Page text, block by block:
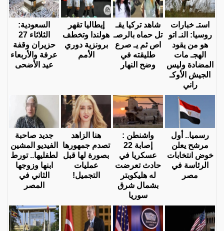
استـ خبارات
روسيا: النـ اتو
هو من يقود
الهجـ مات
المضادة وليس
الجيش الأوكـ
راني
شاهد تركيا يقـ
تل حماه بالرصـ
اص ثم يـ صرع
طليقته في
وضح النهار
إيطاليا تقهر
هولندا وتخطف
برونزية دوري
الأمم
السعودية:
الثلاثاء 27
حزيران وقفة
عرفة والأربعاء
عيد الأضحى
رسميا.. أول
مرشح يعلن
خوض انتخابات
الرئاسة في
مصر
واشنطن :
إصابة 22
عسكريا في
حادث تعرضت
له هليكوبتر
بشمال شرق
سوريا
هنا الزاهد
تصدم جمهورها
بصورة لها قبل
عمليات
التجميل!
جديد صاحبة
الفيديو المشين
لطفليها.. تورط
ابنها وزوجها
الثاني في
المصر